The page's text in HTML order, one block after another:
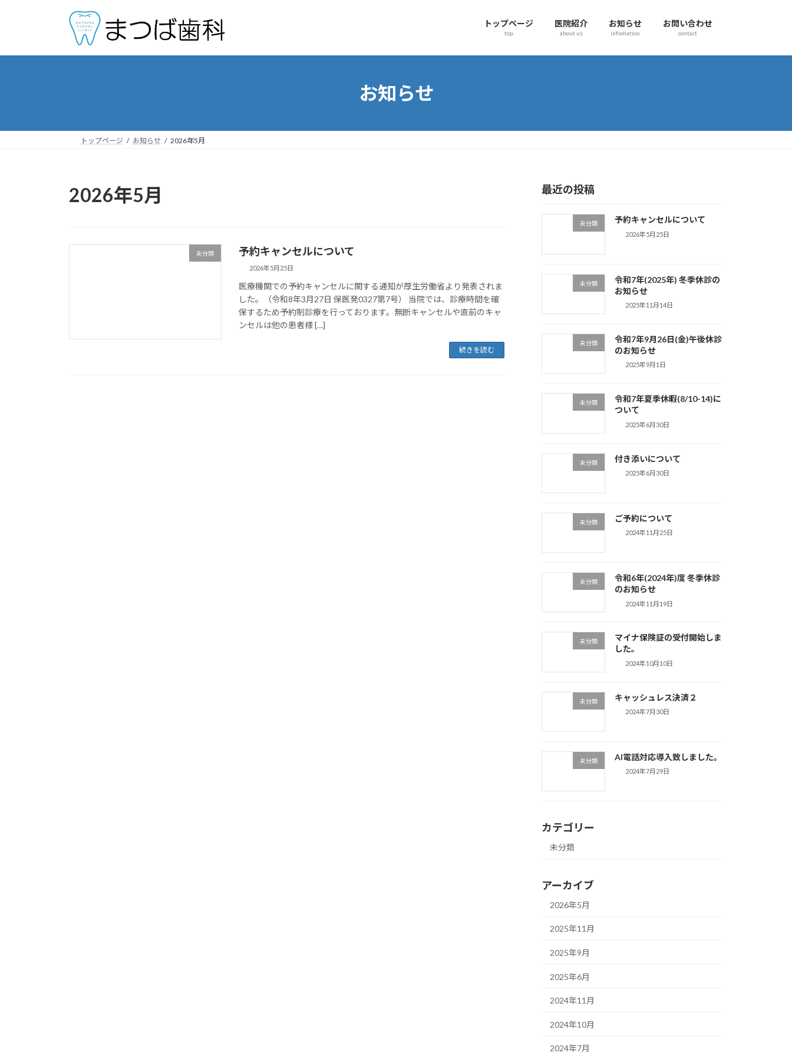
プ
動
トップページ
top
医院紹介
about us
お知らせ
infomation
お問い合わせ
contact
お知らせ
トップページ お知らせ 2026年5月
2026年5月
未分類 予約キャンセルについて
2026年5月25日
医療機関での予約キャンセルに関する通知が厚生労働省より発表されま
した。（令和8年3月27日 保医発0327第7号） 当院では、診療時間を確
保するため予約制診療を行っております。無断キャンセルや直前のキャ
ンセルは他の患者様 […]
続きを読む
最近の投稿
未分類 予約キャンセルについて
2026年5月25日
未分類
令和7年(2025年) 冬季休診の
お知らせ
2025年11月14日
未分類
令和7年9月26日(金)午後休診
のお知らせ
2025年9月1日
未分類
令和7年夏季休暇(8/10-14)に
ついて
2025年6月30日
未分類 付き添いについて
2025年6月30日
未分類 ご予約について
2024年11月25日
未分類
令和6年(2024年)度 冬季休診
のお知らせ
2024年11月19日
未分類
マイナ保険証の受付開始しま
した。
2024年10月10日
未分類 キャッシュレス決済２
2024年7月30日
未分類 AI電話対応導入致しました。
2024年7月29日
カテゴリー
未分類
アーカイブ
2026年5月
2025年11月
2025年9月
2025年6月
2024年11月
2024年10月
2024年7月